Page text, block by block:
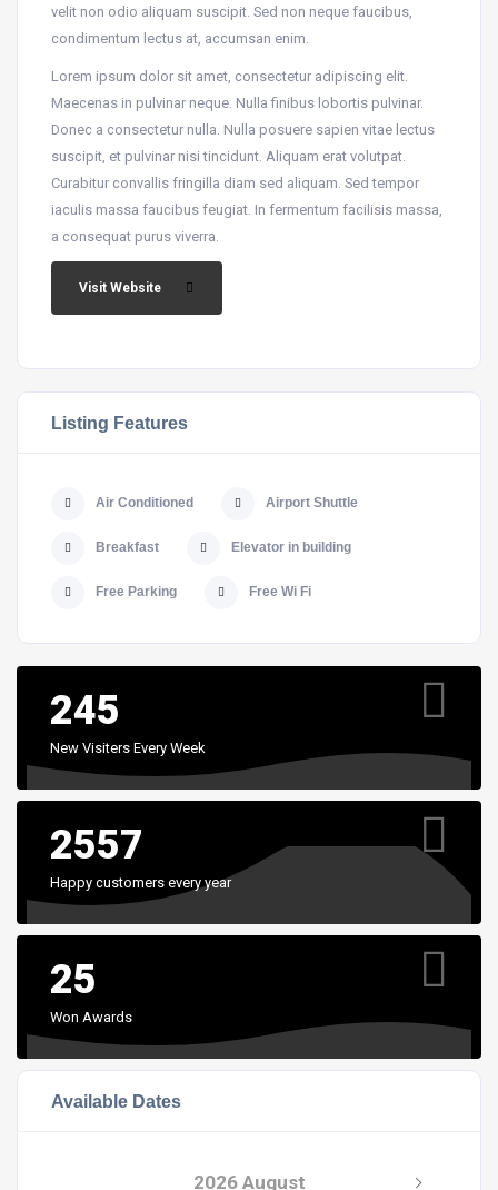
velit non odio aliquam suscipit. Sed non neque faucibus,
condimentum lectus at, accumsan enim.
Lorem ipsum dolor sit amet, consectetur adipiscing elit.
Maecenas in pulvinar neque. Nulla finibus lobortis pulvinar.
Donec a consectetur nulla. Nulla posuere sapien vitae lectus
suscipit, et pulvinar nisi tincidunt. Aliquam erat volutpat.
Curabitur convallis fringilla diam sed aliquam. Sed tempor
iaculis massa faucibus feugiat. In fermentum facilisis massa,
a consequat purus viverra.
Visit Website
Listing Features
Air Conditioned Airport Shuttle
Breakfast Elevator in building
Free Parking Free Wi Fi
245
New Visiters Every Week
2557
Happy customers every year
25
Won Awards
Available Dates
2026 August